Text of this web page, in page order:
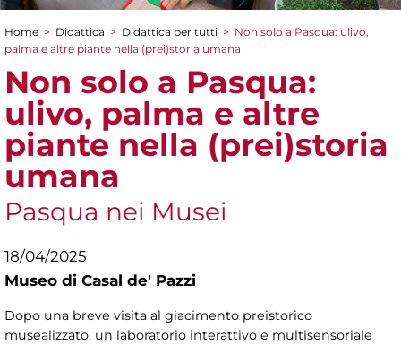
Tu sei qui
Home > Didattica > Didattica per tutti > Non solo a Pasqua: ulivo,
palma e altre piante nella (prei)storia umana
Non solo a Pasqua:
ulivo, palma e altre
piante nella (prei)storia
umana
Pasqua nei Musei
18/04/2025
Museo di Casal de' Pazzi
Dopo una breve visita al giacimento preistorico
musealizzato, un laboratorio interattivo e multisensoriale